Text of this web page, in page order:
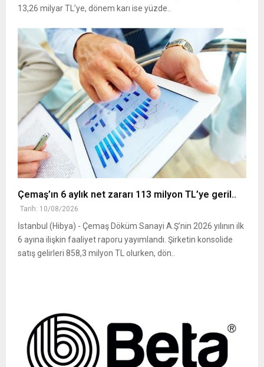
13,26 milyar TL’ye, dönem karı ise yüzde..
Çemaş’ın 6 aylık net zararı 113 milyon TL’ye geril..
Tarih: 10/08/2026
İstanbul (Hibya) - Çemaş Döküm Sanayi A.Ş’nin 2026 yılının ilk
6 ayına ilişkin faaliyet raporu yayımlandı. Şirketin konsolide
satış gelirleri 858,3 milyon TL olurken, dön..